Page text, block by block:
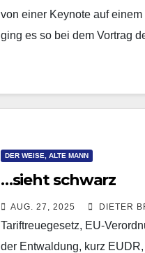
von einer Keynote auf
ging es so bei dem Vortrag
DER WEISE, ALTE MANN
…sieht schwarz
AUG. 27, 2025 DIETER
Tariftreuegesetz, EU-
der Entwaldung, kurz